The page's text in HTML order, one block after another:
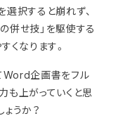
選択すると崩れず、
併せ技」を駆使する
くなります。
てWord企画書をフル
も上がっていくと思
うか？